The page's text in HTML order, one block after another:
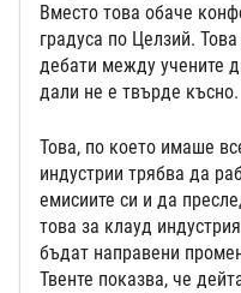
Вместо това обаче
градуса по Целзий.
дебати между учените
дали не е твърде късно.
Това, по което имаше
индустрии трябва да
емисиите си и да
това за клауд
бъдат направени
Твенте показва, че